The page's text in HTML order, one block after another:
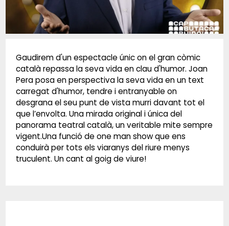
Gaudirem d'un espectacle únic on el gran còmic
català repassa la seva vida en clau d'humor. Joan
Pera posa en perspectiva la seva vida en un text
carregat d'humor, tendre i entranyable on
desgrana el seu punt de vista murri davant tot el
que l’envolta. Una mirada original i única del
panorama teatral català, un veritable mite sempre
vigent.Una funció de one man show que ens
conduirà per tots els viaranys del riure menys
truculent. Un cant al goig de viure!